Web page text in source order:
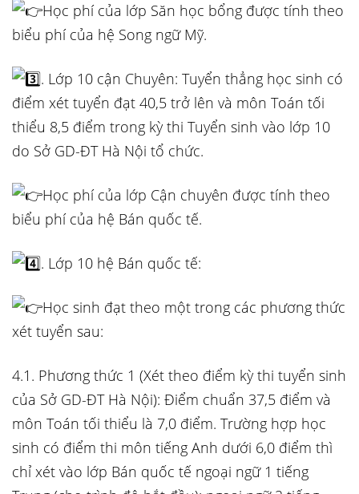
Học phí của lớp Săn học bổng được tính theo
biểu phí của hệ Song ngữ Mỹ.
. Lớp 10 cận Chuyên: Tuyển thẳng học sinh có
điểm xét tuyển đạt 40,5 trở lên và môn Toán tối
thiểu 8,5 điểm trong kỳ thi Tuyển sinh vào lớp 10
do Sở GD-ĐT Hà Nội tổ chức.
Học phí của lớp Cận chuyên được tính theo
biểu phí của hệ Bán quốc tế.
. Lớp 10 hệ Bán quốc tế:
Học sinh đạt theo một trong các phương thức
xét tuyển sau:
4.1. Phương thức 1 (Xét theo điểm kỳ thi tuyển sinh
của Sở GD-ĐT Hà Nội): Điểm chuẩn 37,5 điểm và
môn Toán tối thiểu là 7,0 điểm. Trường hợp học
sinh có điểm thi môn tiếng Anh dưới 6,0 điểm thì
chỉ xét vào lớp Bán quốc tế ngoại ngữ 1 tiếng